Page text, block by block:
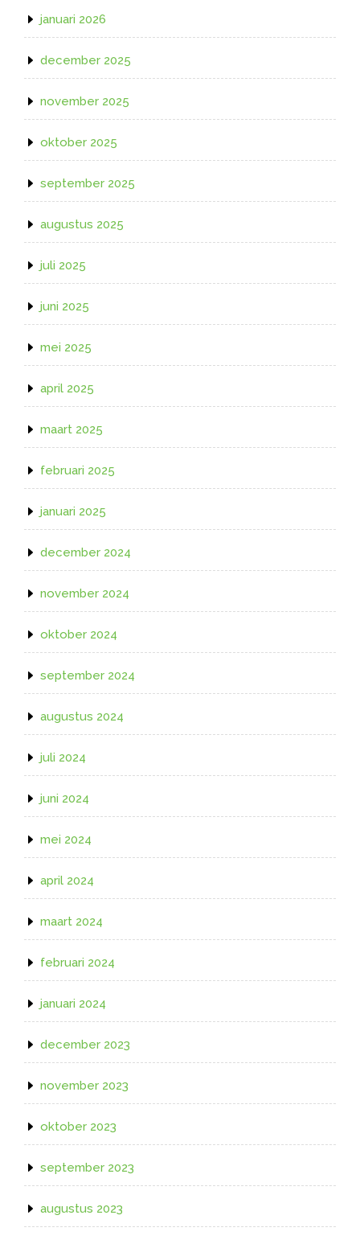
januari 2026
december 2025
november 2025
oktober 2025
september 2025
augustus 2025
juli 2025
juni 2025
mei 2025
april 2025
maart 2025
februari 2025
januari 2025
december 2024
november 2024
oktober 2024
september 2024
augustus 2024
juli 2024
juni 2024
mei 2024
april 2024
maart 2024
februari 2024
januari 2024
december 2023
november 2023
oktober 2023
september 2023
augustus 2023